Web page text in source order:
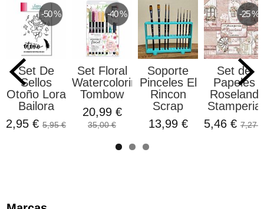
-50 %
Set De
Sellos
Otoño Lora
Bailora
2,95 € 5,95 €
-40 %
Set Floral
Watercoloring
Tombow
20,99 €
35,00 €
Soporte
Pinceles El
Rincon
Scrap
13,99 €
-25 %
Set de
Papeles
Roseland
Stamperia
5,46 € 7,27 €